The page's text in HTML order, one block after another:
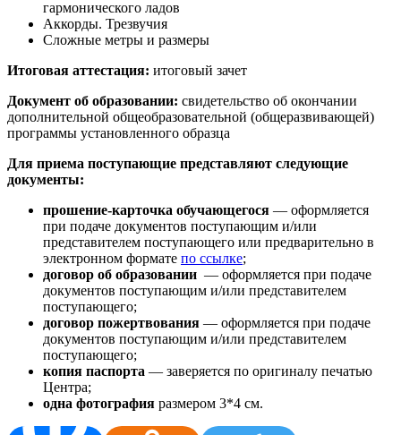
гармонического ладов
Аккорды. Трезвучия
Сложные метры и размеры
Итоговая аттестация: итоговый зачет
Документ об образовании: свидетельство об окончании
дополнительной общеобразовательной (общеразвивающей)
программы установленного образца
Для приема поступающие представляют следующие
документы:
прошение-карточка обучающегося — оформляется
при подаче документов поступающим и/или
представителем поступающего или предварительно в
электронном формате по ссылке;
договор об образовании — оформляется при подаче
документов поступающим и/или представителем
поступающего;
договор пожертвования — оформляется при подаче
документов поступающим и/или представителем
поступающего;
копия паспорта — заверяется по оригиналу печатью
Центра;
одна фотография размером 3*4 см.